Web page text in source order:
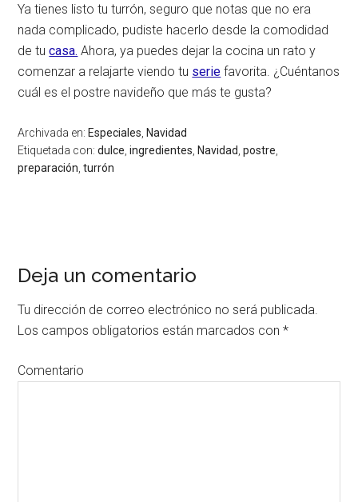
Ya tienes listo tu turrón, seguro que notas que no era
nada complicado, pudiste hacerlo desde la comodidad
de tucasa. Ahora, ya puedes dejar la cocina un rato y
comenzar a relajarte viendo tu serie favorita. ¿Cuéntanos
cuál es el postre navideño que más te gusta?
Archivada en: Especiales Navidad
Etiquetada con:dulce ,ingredientes Navidad ,postre
preparación ,turrón
del
lector
Deja un comentario
Tu dirección de correo electrónico no será publicada.
Los campos obligatorios están marcados con*
Comentario